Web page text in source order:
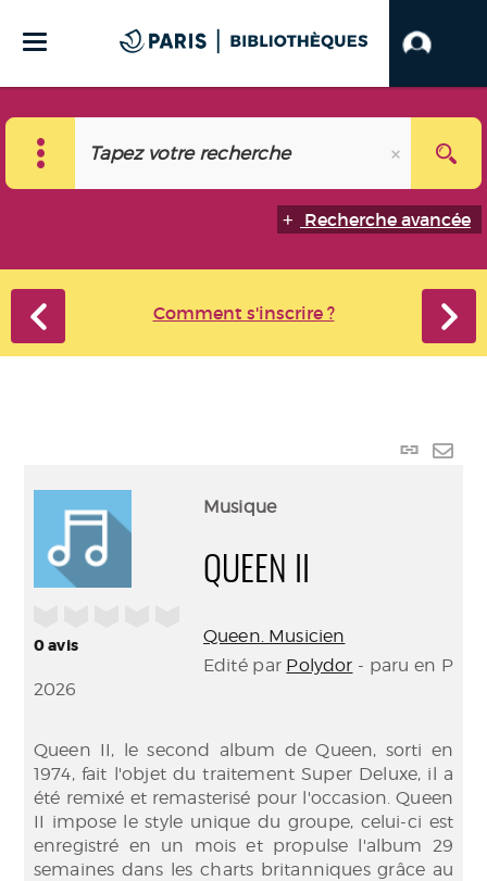
Recherche avancée
Comment s'inscrire ?
Lien
0avis
Musique
QUEEN II
Queen. Musicien
Edité par Polydor - paru en P
2026
Queen II, le second album de Queen, sorti en
1974, fait l'objet du traitement Super Deluxe, il a
été remixé et remasterisé pour l'occasion. Queen
II impose le style unique du groupe, celui-ci est
enregistré en un mois et propulse l'album 29
semaines dans les charts britanniques grâce au